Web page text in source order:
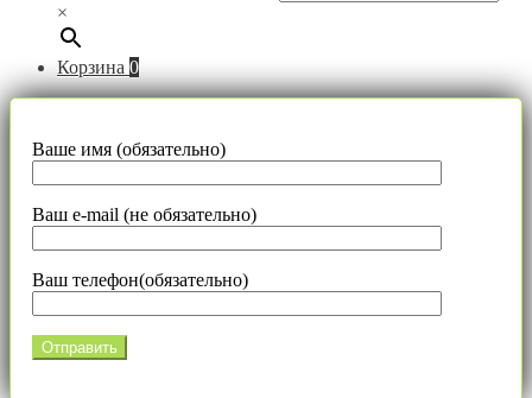
×
Корзина 0
Ваше имя (обязательно)
Ваш e-mail (не обязательно)
Ваш телефон(обязательно)